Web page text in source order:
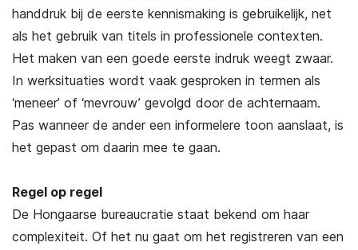
handdruk bij de eerste kennismaking is gebruikelijk, net
als het gebruik van titels in professionele contexten.
Het maken van een goede eerste indruk weegt zwaar.
In werksituaties wordt vaak gesproken in termen als
‘meneer’ of ‘mevrouw’ gevolgd door de achternaam.
Pas wanneer de ander een informelere toon aanslaat, is
het gepast om daarin mee te gaan.
Regel op regel
De Hongaarse bureaucratie staat bekend om haar
complexiteit. Of het nu gaat om het registreren van een